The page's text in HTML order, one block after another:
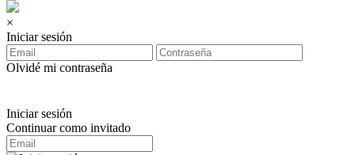
×
Iniciar sesión
Olvidé mi contraseña
Iniciar sesión
Continuar como invitado